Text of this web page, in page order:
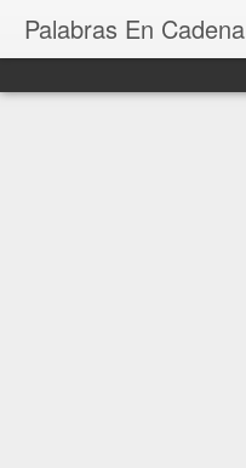
Palabras En Cadena